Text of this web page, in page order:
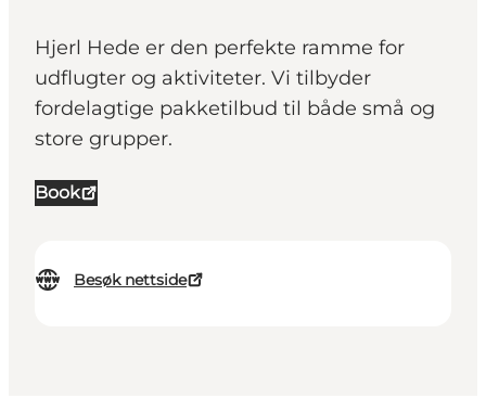
Hjerl Hede er den perfekte ramme for
udflugter og aktiviteter. Vi tilbyder
fordelagtige pakketilbud til både små og
store grupper.
Book
Besøk nettside